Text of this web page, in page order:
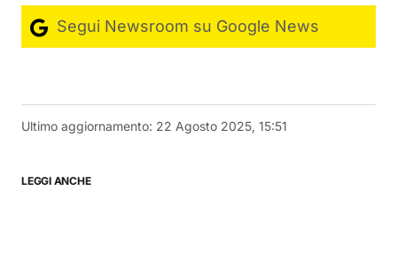
Segui Newsroom su Google News
Ultimo aggiornamento: 22 Agosto 2025, 15:51
LEGGI ANCHE